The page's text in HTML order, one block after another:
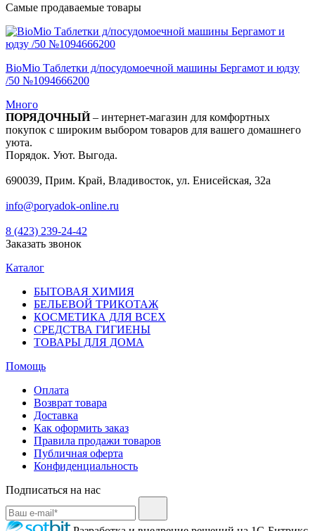
Самые продаваемые товары
BioMio Таблетки д/посудомоечной машины Бергамот и юдзу
/50 №1094666200
Много
ПОРЯДОЧНЫЙ– интернет-магазин для комфортных
покупок с широким выбором товаров для вашего домашнего
уюта.
Порядок. Уют. Выгода.
690039, Прим. Край, Владивосток, ул. Енисейская, 32а
info@poryadok-online.ru
8 (423) 239-24-42
Заказать звонок
Каталог
БЫТОВАЯ ХИМИЯ
БЕЛЬЕВОЙ ТРИКОТАЖ
КОСМЕТИКА ДЛЯ ВСЕХ
СРЕДСТВА ГИГИЕНЫ
ТОВАРЫ ДЛЯ ДОМА
Помощь
Оплата
Возврат товара
Доставка
Как оформить заказ
Правила продажи товаров
Публичная оферта
Конфиденциальность
Подписаться на нас